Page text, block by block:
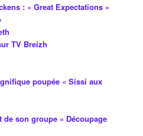
: « Great Expectations »
TV Breizh
poupée « Sissi aux
de son groupe « Découpage